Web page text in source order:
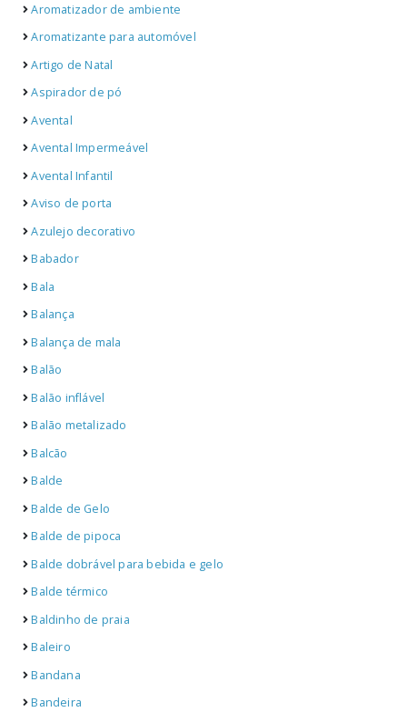
Aromatizador de ambiente
Aromatizante para automóvel
Artigo de Natal
Aspirador de pó
Avental
Avental Impermeável
Avental Infantil
Aviso de porta
Azulejo decorativo
Babador
Bala
Balança
Balança de mala
Balão
Balão inflável
Balão metalizado
Balcão
Balde
Balde de Gelo
Balde de pipoca
Balde dobrável para bebida e gelo
Balde térmico
Baldinho de praia
Baleiro
Bandana
Bandeira